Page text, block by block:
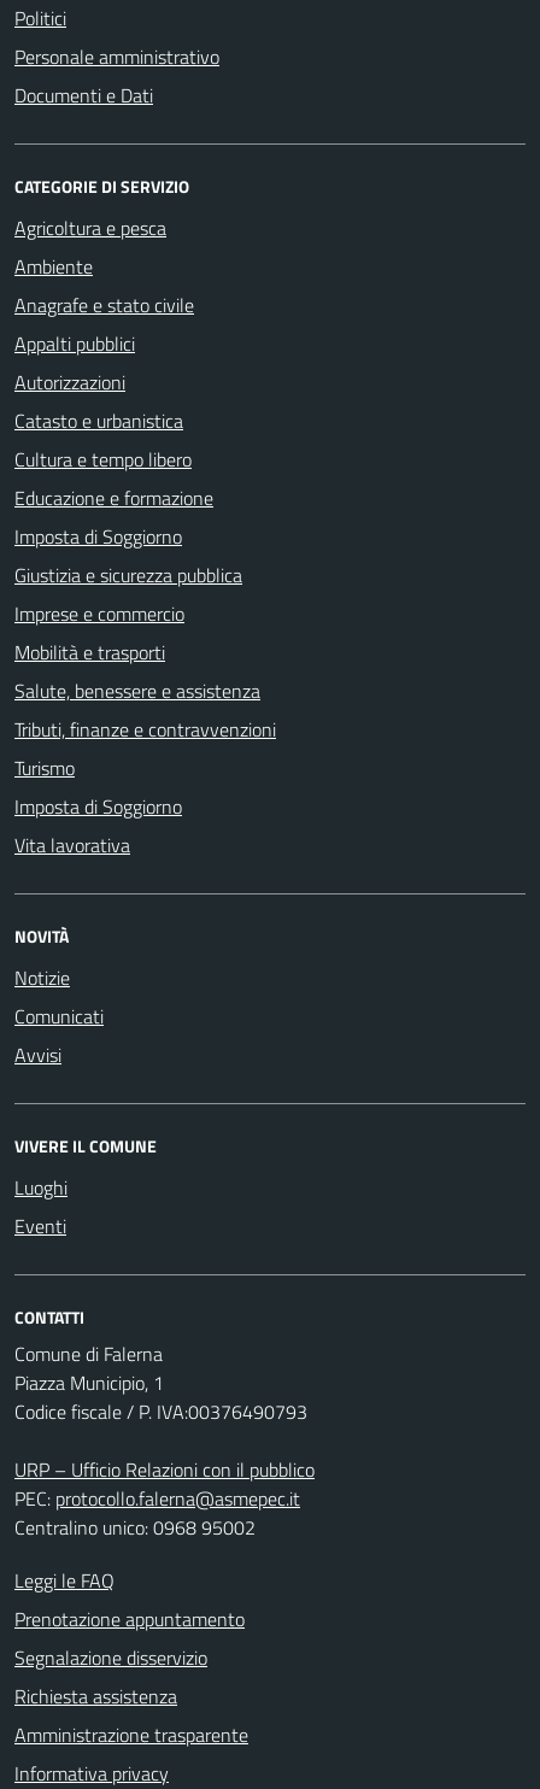
Politici
Personale amministrativo
Documenti e Dati
CATEGORIE DI SERVIZIO
Agricoltura e pesca
Ambiente
Anagrafe e stato civile
Appalti pubblici
Autorizzazioni
Catasto e urbanistica
Cultura e tempo libero
Educazione e formazione
Imposta di Soggiorno
Giustizia e sicurezza pubblica
Imprese e commercio
Mobilità e trasporti
Salute, benessere e assistenza
Tributi, finanze e contravvenzioni
Turismo
Imposta di Soggiorno
Vita lavorativa
NOVITÀ
Notizie
Comunicati
Avvisi
VIVERE IL COMUNE
Luoghi
Eventi
CONTATTI
Comune di Falerna
Piazza Municipio, 1
Codice fiscale / P. IVA:00376490793
URP – Ufficio Relazioni con il pubblico
PEC: protocollo.falerna@asmepec.it
Centralino unico: 0968 95002
Leggi le FAQ
Prenotazione appuntamento
Segnalazione disservizio
Richiesta assistenza
Amministrazione trasparente
Informativa privacy